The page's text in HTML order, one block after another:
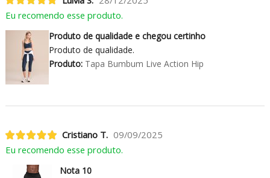
Eu recomendo esse produto.
Produto de qualidade e chegou certinho
Produto de qualidade.
Produto:Tapa Bumbum Live Action Hip
Cristiano T. 09/09/2025
Eu recomendo esse produto.
Nota 10